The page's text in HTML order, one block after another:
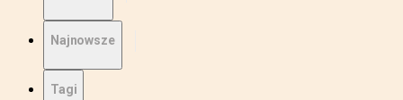
Najnowsze
Tagi